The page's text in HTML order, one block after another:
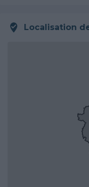
Parquet
Localisation